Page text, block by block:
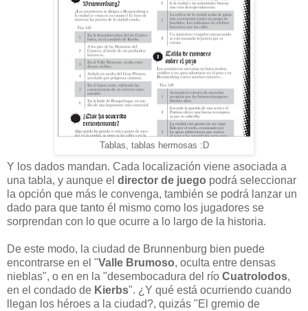
Tablas, tablas hermosas :D
Y los dados mandan. Cada localización viene asociada a
una tabla, y aunque el director de juego podrá seleccionar
la opción que más le convenga, también se podrá lanzar un
dado para que tanto él mismo como los jugadores se
sorprendan con lo que ocurre a lo largo de la historia.
De este modo, la ciudad de Brunnenburg bien puede
encontrarse en el "Valle Brumoso, oculta entre densas
nieblas", o en en la "desembocadura del río Cuatro lodos,
en el condado de Kierbs". ¿Y qué está ocurriendo cuando
llegan los héroes a la ciudad?, quizás "El gremio de